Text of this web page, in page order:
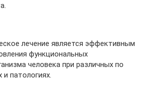
лечение является эффективным
функциональных
человека при различных по
и патологиях.